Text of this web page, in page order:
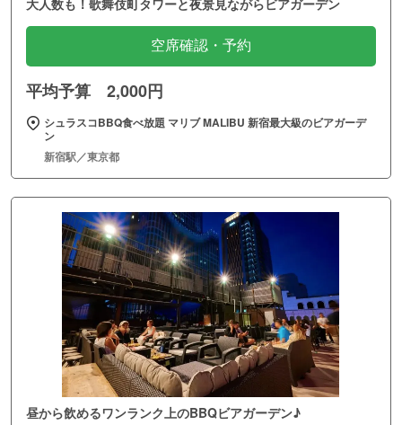
大人数も！歌舞伎町タワーと夜景見ながらビアガーデン
空席確認・予約
平均予算 2,000円
シュラスコBBQ食べ放題 マリブ MALIBU 新宿最大級のビアガーデ
ン
新宿駅／東京都
昼から飲めるワンランク上のBBQビアガーデン♪